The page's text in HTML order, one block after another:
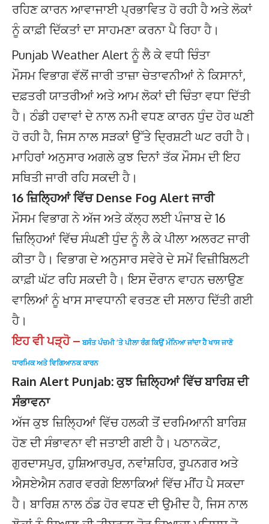
ਰਹਿਣ ਕਾਰਨ ਆਵਾਜਾਈ ਪ੍ਰਭਾਵਿਤ ਹੋ ਰਹੀ ਹੈ ਅਤੇ ਲੋਕਾਂ
ਨੂੰ ਕਾਫ਼ੀ ਦਿੱਕਤਾਂ ਦਾ ਸਾਹਮਣਾ ਕਰਨਾ ਪੈ ਰਿਹਾ ਹੈ।
Punjab Weather Alert ਨੂੰ ਲੈ ਕੇ ਵਧੀ ਚਿੰਤਾ
ਮੌਸਮ ਵਿਭਾਗ ਵੱਲੋਂ ਜਾਰੀ ਤਾਜ਼ਾ ਚੇਤਾਵਨੀਆਂ ਨੇ ਕਿਸਾਨਾਂ,
ਦਫ਼ਤਰੀ ਯਾਤਰੀਆਂ ਅਤੇ ਆਮ ਲੋਕਾਂ ਦੀ ਚਿੰਤਾ ਵਧਾ ਦਿੱਤੀ
ਹੈ। ਠੰਡੀ ਹਵਾਵਾਂ ਦੇ ਨਾਲ ਨਮੀ ਵਧਣ ਕਾਰਨ ਧੁੰਦ ਹੋਰ ਘਣੀ
ਹੋ ਰਹੀ ਹੈ, ਜਿਸ ਨਾਲ ਸੜਕਾਂ ਉੱਤੇ ਦ੍ਰਿਸ਼ਟੀ ਘਟ ਰਹੀ ਹੈ।
ਮਾਹਿਰਾਂ ਅਨੁਸਾਰ ਅਗਲੇ ਕੁਝ ਦਿਨਾਂ ਤੱਕ ਮੌਸਮ ਦੀ ਇਹ
ਸਥਿਤੀ ਜਾਰੀ ਰਹਿ ਸਕਦੀ ਹੈ।
16 ਜ਼ਿਲ੍ਹਿਆਂ ਵਿੱਚ Dense Fog Alert ਜਾਰੀ
ਮੌਸਮ ਵਿਭਾਗ ਨੇ ਅੱਜ ਅਤੇ ਕੱਲ੍ਹ ਲਈ ਪੰਜਾਬ ਦੇ 16
ਜ਼ਿਲ੍ਹਿਆਂ ਵਿੱਚ ਸੰਘਣੀ ਧੁੰਦ ਨੂੰ ਲੈ ਕੇ ਪੀਲਾ ਅਲਰਟ ਜਾਰੀ
ਕੀਤਾ ਹੈ। ਵਿਭਾਗ ਦੇ ਅਨੁਸਾਰ ਸਵੇਰੇ ਦੇ ਸਮੇਂ ਵਿਜ਼ੀਬਿਲਟੀ
ਕਾਫ਼ੀ ਘੱਟ ਰਹਿ ਸਕਦੀ ਹੈ। ਇਸ ਦੌਰਾਨ ਵਾਹਨ ਚਲਾਉਣ
ਵਾਲਿਆਂ ਨੂੰ ਖਾਸ ਸਾਵਧਾਨੀ ਵਰਤਣ ਦੀ ਸਲਾਹ ਦਿੱਤੀ ਗਈ
ਹੈ।
ਇਹ ਵੀ ਪੜ੍ਹੋ – ਬਸੰਤ ਪੰਚਮੀ ’ਤੇ ਪੀਲਾ ਰੰਗ ਕਿਉਂ ਮੰਨਿਆ ਜਾਂਦਾ ਹੈ ਖਾਸ ਜਾਣੋ
ਧਾਰਮਿਕ ਅਤੇ ਵਿਗਿਆਨਕ ਕਾਰਨ
Rain Alert Punjab: ਕੁਝ ਜ਼ਿਲ੍ਹਿਆਂ ਵਿੱਚ ਬਾਰਿਸ਼ ਦੀ
ਸੰਭਾਵਨਾ
ਅੱਜ ਕੁਝ ਜ਼ਿਲ੍ਹਿਆਂ ਵਿੱਚ ਹਲਕੀ ਤੋਂ ਦਰਮਿਆਨੀ ਬਾਰਿਸ਼
ਹੋਣ ਦੀ ਸੰਭਾਵਨਾ ਵੀ ਜਤਾਈ ਗਈ ਹੈ। ਪਠਾਨਕੋਟ,
ਗੁਰਦਾਸਪੁਰ, ਹੁਸ਼ਿਆਰਪੁਰ, ਨਵਾਂਸ਼ਹਿਰ, ਰੂਪਨਗਰ ਅਤੇ
ਐਸਏਐਸ ਨਗਰ ਵਰਗੇ ਇਲਾਕਿਆਂ ਵਿੱਚ ਮੀਂਹ ਪੈ ਸਕਦਾ
ਹੈ। ਬਾਰਿਸ਼ ਨਾਲ ਠੰਡ ਹੋਰ ਵਧਣ ਦੀ ਉਮੀਦ ਹੈ, ਜਿਸ ਨਾਲ